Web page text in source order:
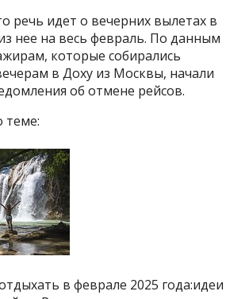
речь идет о вечерних вылетах в
нее на весь февраль. По данным
которые собирались
в Доху из Москвы, начали
об отмене рейсов.
теме:
в феврале 2025 года:идеи